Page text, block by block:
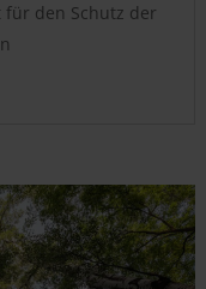
den Schutz der